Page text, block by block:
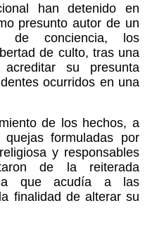
han detenido en
presunto autor de un
de conciencia, los
de culto, tras una
su presunta
ocurridos en una
de los hechos, a
formuladas por
y responsables
de la reiterada
que acudía a las
finalidad de alterar su